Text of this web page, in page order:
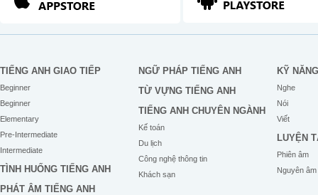
TIẾNG ANH GIAO TIẾP
Beginner
Beginner
Elementary
Pre-Intermediate
Intermediate
TÌNH HUỐNG TIẾNG ANH
PHÁT ÂM TIẾNG ANH
NGỮ PHÁP TIẾNG ANH
TỪ VỰNG TIẾNG ANH
TIẾNG ANH CHUYÊN NGÀNH
Kế toán
Du lịch
Công nghệ thông tin
Khách sạn
KỸ NĂNG
Nghe
Nói
Viết
LUYỆN
Phiên âm
Nguyên âm